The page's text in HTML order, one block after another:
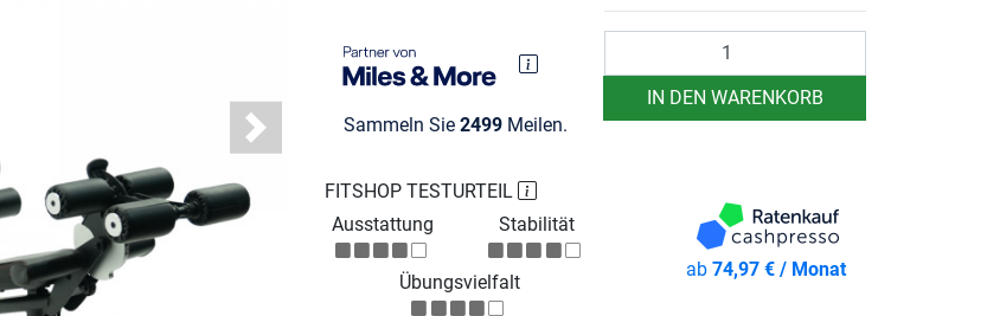
Next
Sammeln Sie 2499Meilen.
IN DEN WARENKORB
FITSHOP TESTURTEIL
Ausstattung
Stabilität
Übungsvielfalt
ab 74,97 € / Monat